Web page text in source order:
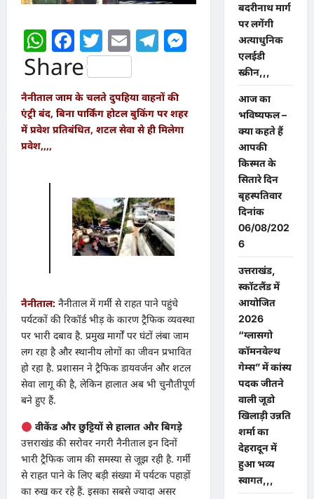
WhatsApp
Facebook
Twitter
EmailTelegram
Messenger
Share
नैनीताल जाम के चलते दुपहिया वाहनों की
एंट्री बंद, बिना पार्किंग होटल बुकिंग पर शहर
में प्रवेश प्रतिबंधित, शटल सेवा से ही मिलेगा
प्रवेश,,,,
नैनीताल: नैनीताल में गर्मी से राहत पाने पहुंचे
पर्यटकों की रिकॉर्ड भीड़ के कारण ट्रैफिक व्यवस्था
पर भारी दबाव है. प्रमुख मार्गों पर घंटों लंबा जाम
लग रहा है और स्थानीय लोगों का जीवन प्रभावित
हो रहा है. प्रशासन ने ट्रैफिक डायवर्जन और शटल
सेवा लागू की है, लेकिन हालात अब भी चुनौतीपूर्ण
बने हुए हैं.
वीकेंड और छुट्टियों से हालात और बिगड़े
उत्तराखंड की सरोवर नगरी नैनीताल इन दिनों
भारी ट्रैफिक जाम की समस्या से जूझ रही है. गर्मी
से राहत पाने के लिए बड़ी संख्या में पर्यटक पहाड़ों
का रुख कर रहे हैं. इसका सबसे ज्यादा असर
बदरीनाथ मार्ग
पर लगेंगी
अत्याधुनिक
एलईडी
स्क्रीन,,,
आज का
भविष्यफल –
क्या कहते हैं
आपकी
किस्मत के
सितारे दिन
बृहस्पतिवार
दिनांक
06/08/202
6
उत्तराखंड,
स्कॉटलैंड में
आयोजित
2026
“ग्लासगो
कॉमनवेल्थ
गेम्स” में कांस्य
पदक जीतने
वाली जूडो
खिलाड़ी उन्नति
शर्मा का
देहरादून में
हुआ भव्य
स्वागत,,,